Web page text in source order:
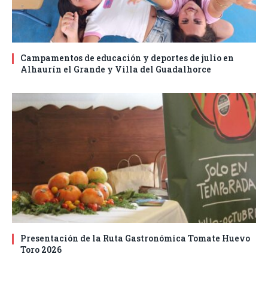
Campamentos de educación y deportes de julio en
Alhaurín el Grande y Villa del Guadalhorce
Presentación de la Ruta Gastronómica Tomate Huevo
Toro 2026